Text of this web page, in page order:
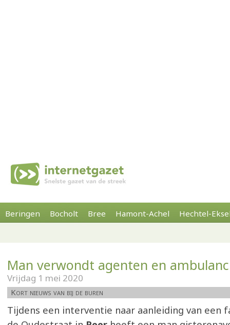
Beringen Bocholt Bree Hamont-Achel Hechtel-
Man verwondt agenten en
Vrijdag 1 mei 2020
Kort nieuws van bij de buren
Tijdens een interventie naar aanleiding van een